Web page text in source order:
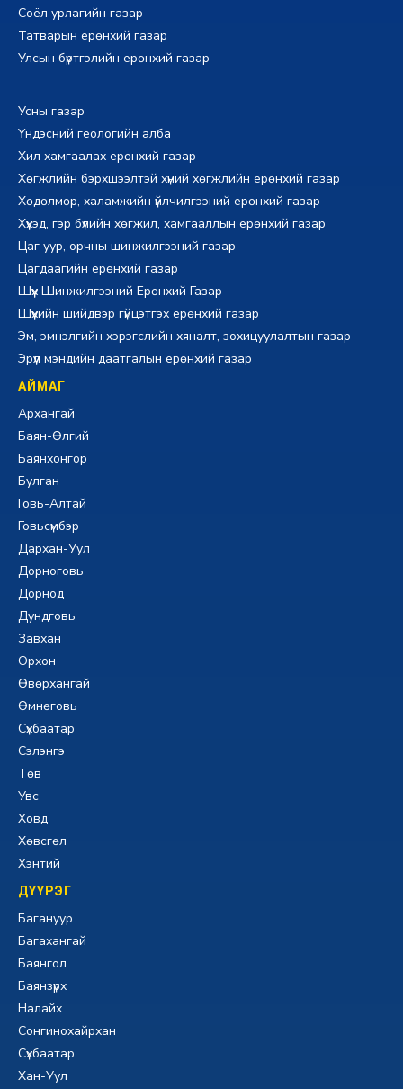
Соёл урлагийн газар
Татварын ерөнхий газар
Улсын бүртгэлийн ерөнхий газар
Усны газар
Үндэсний геологийн алба
Хил хамгаалах ерөнхий газар
Хөгжлийн бэрхшээлтэй хүний хөгжлийн ерөнхий газар
Хөдөлмөр, халамжийн үйлчилгээний ерөнхий газар
Хүүхэд, гэр бүлийн хөгжил, хамгааллын ерөнхий газар
Цаг уур, орчны шинжилгээний газар
Цагдаагийн ерөнхий газар
Шүүх Шинжилгээний Ерөнхий Газар
Шүүхийн шийдвэр гүйцэтгэх ерөнхий газар
Эм, эмнэлгийн хэрэгслийн хяналт, зохицуулалтын газар
Эрүүл мэндийн даатгалын ерөнхий газар
АЙМАГ
Архангай
Баян-Өлгий
Баянхонгор
Булган
Говь-Алтай
Говьсүмбэр
Дархан-Уул
Дорноговь
Дорнод
Дундговь
Завхан
Орхон
Өвөрхангай
Өмнөговь
Сүхбаатар
Сэлэнгэ
Төв
Увс
Ховд
Хөвсгөл
Хэнтий
ДҮҮРЭГ
Багануур
Багахангай
Баянгол
Баянзүрх
Налайх
Сонгинохайрхан
Сүхбаатар
Хан-Уул